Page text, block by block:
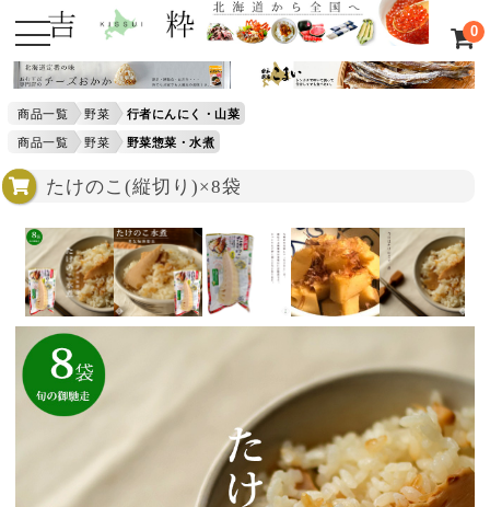
0
商品一覧 野菜 行者にんにく・山菜
商品一覧 野菜 野菜惣菜・水煮
たけのこ(縦切り)×8袋